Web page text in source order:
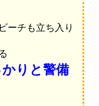
ーチも立ち入り
りと警備